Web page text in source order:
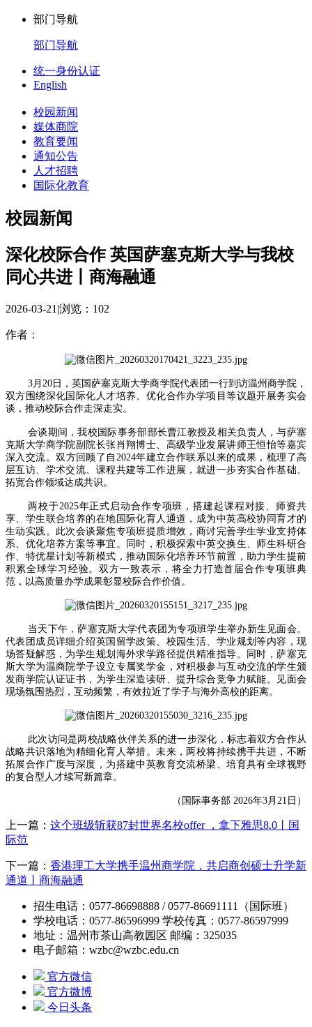
部门导航
部门导航
统一身份认证
English
校园新闻
媒体商院
教育要闻
通知公告
人才招聘
国际化教育
校园新闻
深化校际合作 英国萨塞克斯大学与我校
同心共进丨商海融通
2026-03-21 |浏览： 102
作者：
3月20日，英国萨塞克斯大学商学院代表团一行到访温州商学院，
双方围绕深化国际化人才培养、优化合作办学项目等议题开展务实会
谈，推动校际合作走深走实。
会谈期间，我校国际事务部部长曹江教授及相关负责人，与萨塞
克斯大学商学院副院长张肖翔博士、高级学业发展讲师王恒怡等嘉宾
深入交流。双方回顾了自2024年建立合作联系以来的成果，梳理了高
层互访、学术交流、课程共建等工作进展，就进一步夯实合作基础、
拓宽合作领域达成共识。
两校于2025年正式启动合作专项班，搭建起课程对接、师资共
享、学生联合培养的在地国际化育人通道，成为中英高校协同育才的
生动实践。此次会谈聚焦专项班提质增效，商讨完善学生学业支持体
系、优化培养方案等事宜。同时，积极探索中英交换生、师生科研合
作、特优星计划等新模式，推动国际化培养环节前置，助力学生提前
积累全球学习经验。双方一致表示，将全力打造首届合作专项班典
范，以高质量办学成果彰显校际合作价值。
当天下午，萨塞克斯大学代表团为专项班学生举办新生见面会。
代表团成员详细介绍英国留学政策、校园生活、学业规划等内容，现
场答疑解惑，为学生规划海外求学路径提供精准指导。同时，萨塞克
斯大学为温商院学子设立专属奖学金，对积极参与互动交流的学生颁
发商学院认证证书，为学生深造读研、提升综合竞争力赋能。见面会
现场氛围热烈，互动频繁，有效拉近了学子与海外高校的距离。
此次访问是两校战略伙伴关系的进一步深化，标志着双方合作从
战略共识落地为精细化育人举措。未来，两校将持续携手共进，不断
拓展合作广度与深度，为搭建中英教育交流桥梁、培育具有全球视野
的复合型人才续写新篇章。
（国际事务部 2026年3月21日）
上一篇： 这个班级斩获87封世界名校offer ，拿下雅思8.0丨国
际范
下一篇： 香港理工大学携手温州商学院，共启商创硕士升学新
通道丨商海融通
招生电话：0577-86698888 / 0577-86691111（国际班）
学校电话：0577-86596999 学校传真：0577-86597999
地址：温州市茶山高教园区 邮编：325035
电子邮箱：wzbc@wzbc.edu.cn
官方微信
官方微博
今日头条